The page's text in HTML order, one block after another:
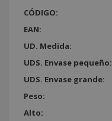
CÓDIGO:
EAN:
UD. Medida:
UDS. Envase pequeño:
UDS. Envase grande:
Peso:
Alto: